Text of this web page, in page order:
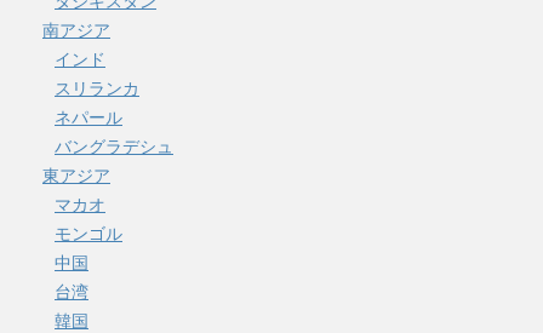
南アジア
インド
スリランカ
ネパール
バングラデシュ
東アジア
マカオ
モンゴル
中国
台湾
韓国